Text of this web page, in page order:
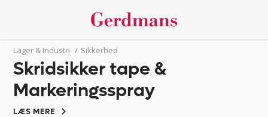
Lager & Industri / Sikkerhed
Skridsikker tape &
Markeringsspray
LÆS MERE